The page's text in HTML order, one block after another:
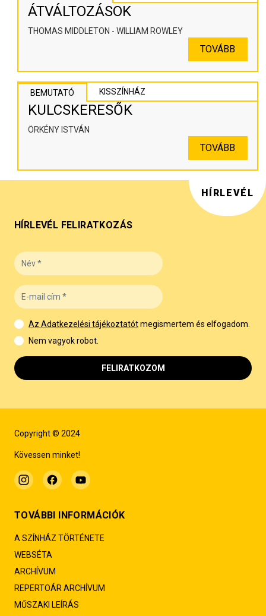
ÁTVÁLTOZÁSOK
THOMAS MIDDLETON - WILLIAM ROWLEY
TOVÁBB
BEMUTATÓ KISSZÍNHÁZ
KULCSKERESŐK
ÖRKÉNY ISTVÁN
TOVÁBB
Copyright © 2024
Kövessen minket!
TOVÁBBI INFORMÁCIÓK
A SZÍNHÁZ TÖRTÉNETE
WEBSÉTA
ARCHÍVUM
REPERTOÁR ARCHÍVUM
MŰSZAKI LEÍRÁS
HÍRLEVÉL
HÍRLEVÉL FELIRATKOZÁS
Az Adatkezelési tájékoztatótmegismertem és elfogadom.
Nem vagyok robot.
FELIRATKOZOM